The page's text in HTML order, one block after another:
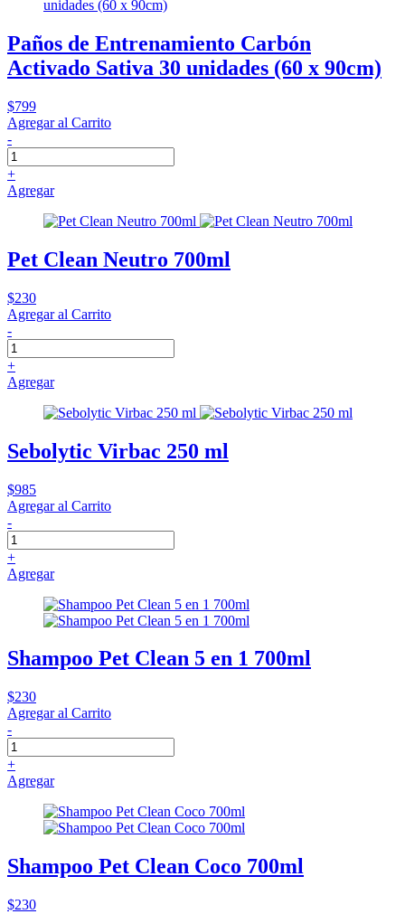
Paños de Entrenamiento Carbón
Activado Sativa 30 unidades (60 x 90cm)
$799
Agregar al Carrito
-
+
Agregar
Pet Clean Neutro 700ml
$230
Agregar al Carrito
-
+
Agregar
Sebolytic Virbac 250 ml
$985
Agregar al Carrito
-
+
Agregar
Shampoo Pet Clean 5 en 1 700ml
$230
Agregar al Carrito
-
+
Agregar
Shampoo Pet Clean Coco 700ml
$230